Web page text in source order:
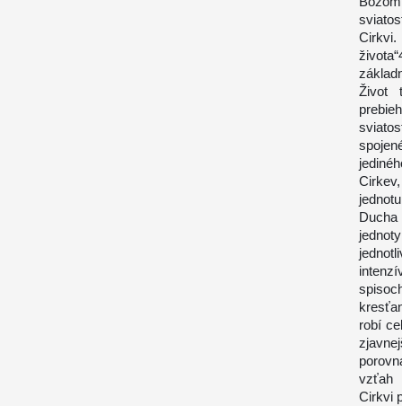
Cirkvi.
Život
robí
vzťah
Cirkvi